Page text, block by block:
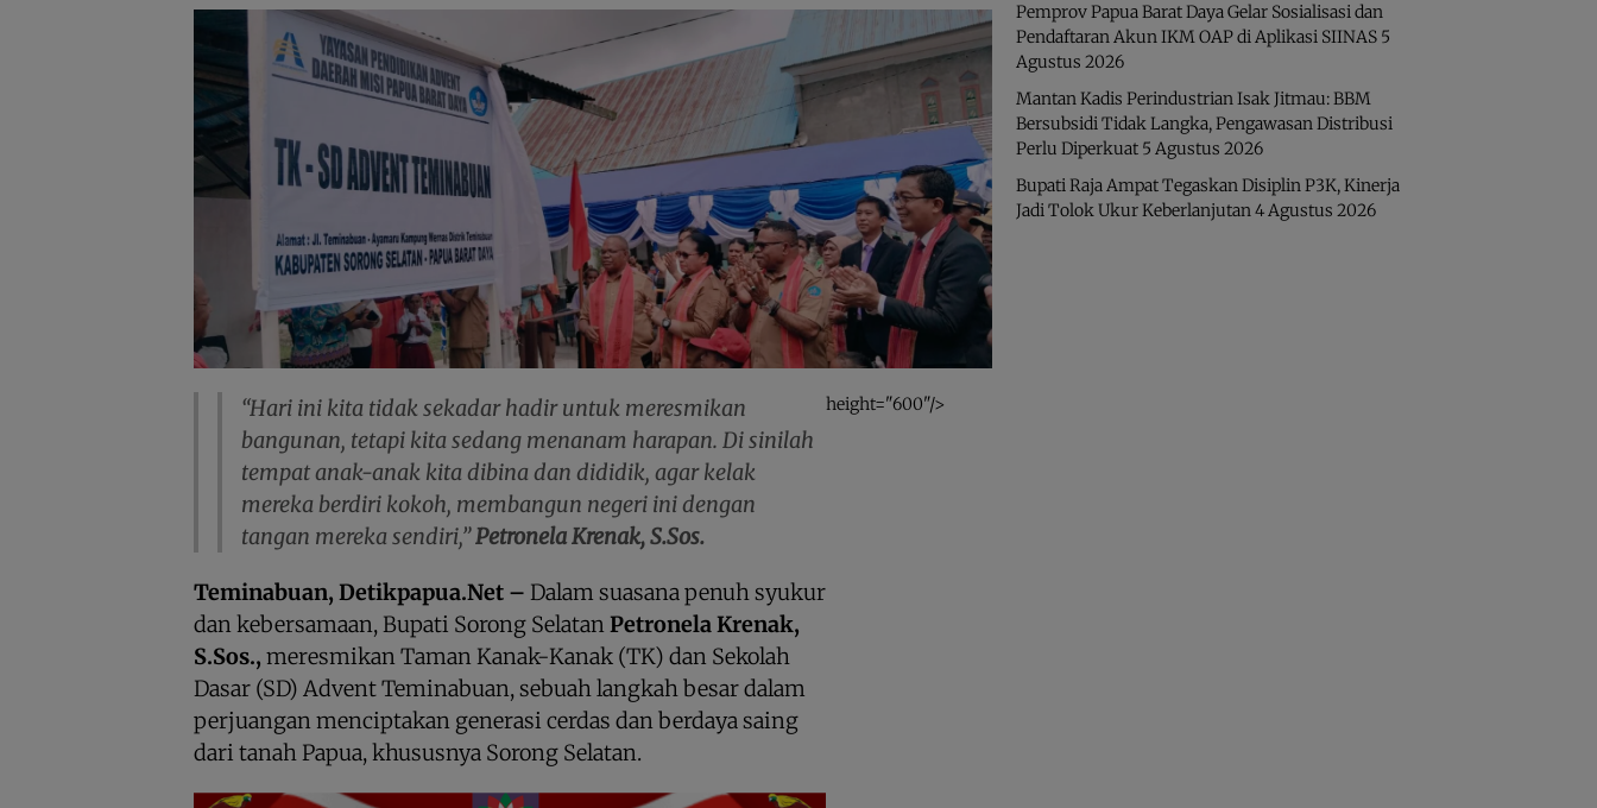
“Hari ini kita tidak sekadar hadir untuk meresmikan
bangunan, tetapi kita sedang menanam harapan. Di sinilah
tempat anak-anak kita dibina dan dididik, agar kelak
mereka berdiri kokoh, membangun negeri ini dengan
tangan mereka sendiri,”Petronela Krenak, S.Sos.
Teminabuan, Detikpapua.Net – Dalam suasana penuh syukur
dan kebersamaan, Bupati Sorong SelatanPetronela Krenak,
S.Sos., meresmikan Taman Kanak-Kanak (TK) dan Sekolah
Dasar (SD) Advent Teminabuan, sebuah langkah besar dalam
perjuangan menciptakan generasi cerdas dan berdaya saing
dari tanah Papua, khususnya Sorong Selatan.
height="600"/>
Pemprov Papua Barat Daya Gelar Sosialisasi dan
Pendaftaran Akun IKM OAP di Aplikasi SIINAS 5
Agustus 2026
Mantan Kadis Perindustrian Isak Jitmau: BBM
Bersubsidi Tidak Langka, Pengawasan Distribusi
Perlu Diperkuat 5 Agustus 2026
Bupati Raja Ampat Tegaskan Disiplin P3K, Kinerja
Jadi Tolok Ukur Keberlanjutan4 Agustus 2026